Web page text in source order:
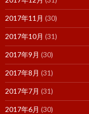
2017年11月 (30)
2017年10月 (31)
2017年9月 (30)
2017年8月 (31)
2017年7月 (31)
2017年6月 (30)